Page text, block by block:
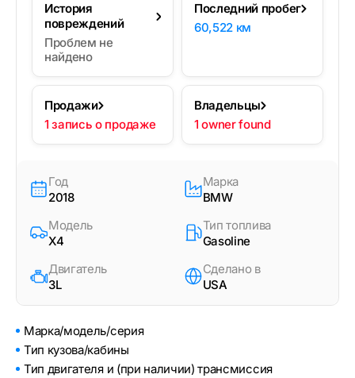
История
повреждений
Проблем не
найдено
Последний пробег
60,522 км
Продажи
1 запись о продаже
Владельцы
1 owner found
Год
2018
Марка
BMW
Модель
X4
Тип топлива
Gasoline
Двигатель
3L
Сделано в
USA
Марка/модель/серия
Тип кузова/кабины
Тип двигателя и (при наличии) трансмиссия